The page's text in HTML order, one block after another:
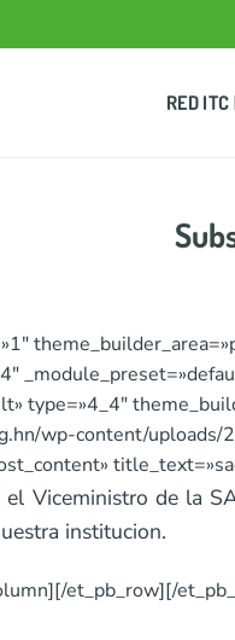
RED ITC
type=»4_4″
wp-content/uploads/
Viceministro de la
institucion.
et_pb_row][/